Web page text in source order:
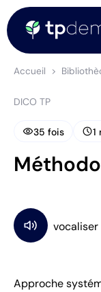
Accueil
DICO TP
visibility35 fois schedule1
Approche